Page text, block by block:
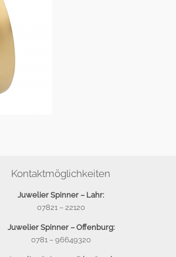
Kontaktmöglichkeiten
Juwelier Spinner – Lahr:
07821 – 22120
Juwelier Spinner – Offenburg:
0781 – 96649320